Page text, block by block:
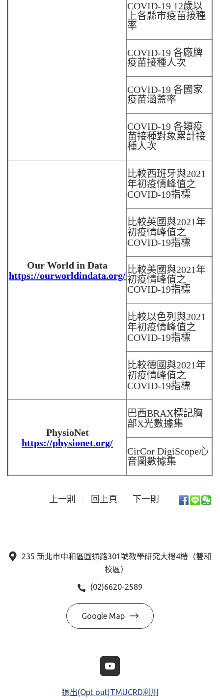
COVID-19 12歲以
上各縣市疫苗接種
率
COVID-19 各廠牌
疫苗接種人次
COVID-19 各國家
疫苗涵蓋率
COVID-19 各類疫
苗接種對象累計接
種人次
Our World in Data
https://ourworldindata.org/
比較西班牙與2021
年初疫情峰值之
COVID-19指標
比較英國與2021年
初疫情峰值之
COVID-19指標
比較美國與2021年
初疫情峰值之
COVID-19指標
比較以色列與2021
年初疫情峰值之
COVID-19指標
比較德國與2021年
初疫情峰值之
COVID-19指標
PhysioNet
https://physionet.org/
巴西BRAX標記胸
部X光數據集
CirCor DigiScope心
音圖數據集
上一則 回上頁 下一則
235 新北市中和區圓通路301號教學研究大樓4樓（雙和
校區）
(02)6620-2589
Google Map
退出(Opt out)TMUCRD利用